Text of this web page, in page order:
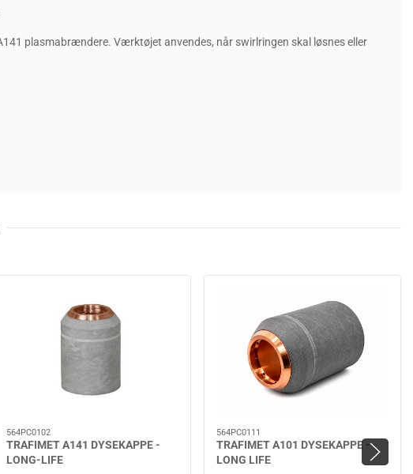
plasmabrændere. Værktøjet anvendes, når swirlringen skal løsnes eller
564PC0102
TRAFIMET A141 DYSEKAPPE -
LONG-LIFE
564PC0111
TRAFIMET A101 DYSEKAPPE -
LONG LIFE